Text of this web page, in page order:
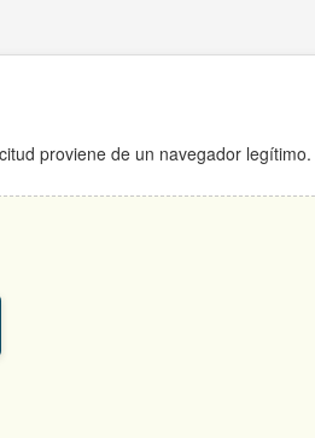
proviene de un navegador legítimo.